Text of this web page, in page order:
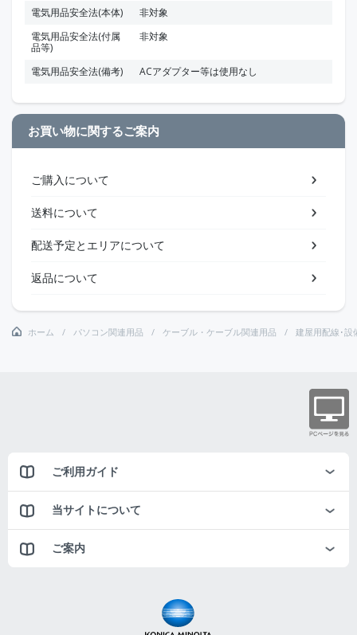
電気用品安全法(本体)
非対象
電気用品安全法(付属
品等)
非対象
電気用品安全法(備考) ACアダプター等は使用なし
お買い物に関するご案内
ご購入について
送料について
配送予定とエリアについて
返品について
ホーム パソコン関連用品 ケーブル・ケーブル関連用品 建屋用配線･設
ご利用ガイド
当サイトについて
ご案内